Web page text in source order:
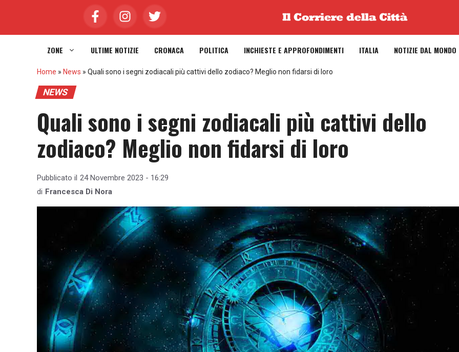
ZONE ULTIME NOTIZIE CRONACA POLITICA INCHIESTE E APPROFONDIMENTI ITALIA NOTIZIE DAL MONDO
Home » News » Quali sono i segni zodiacali più cattivi dello zodiaco? Meglio non fidarsi di loro
NEWS
Quali sono i segni zodiacali più cattivi dello
zodiaco? Meglio non fidarsi di loro
Pubblicato il 24 Novembre 2023 - 16:29
di Francesca Di Nora